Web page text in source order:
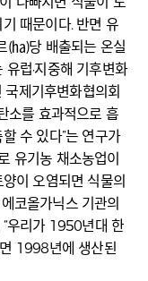
때문이다. 반면 유
(㏊)당 배출되는 온실
럽·지중해 기후변화
제기후변화협의회
소를 효과적으로 흡
수 있다”는 연구가
유기농 채소농업이
이 오염되면 식물의
코올가닉스 기관의
우리가 1950년대 한
1998년에 생산된